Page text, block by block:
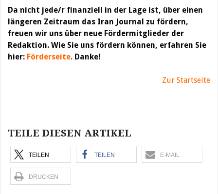
Da nicht jede/r finanziell in der Lage ist, über einen
längeren Zeitraum das Iran Journal zu fördern,
freuen wir uns über neue Fördermitglieder der
Redaktion. Wie Sie uns fördern können, erfahren Sie
hier: Förderseite. Danke!
Zur Startseite
TEILE DIESEN ARTIKEL
TEILEN TEILEN E-MAIL
DRUCKEN